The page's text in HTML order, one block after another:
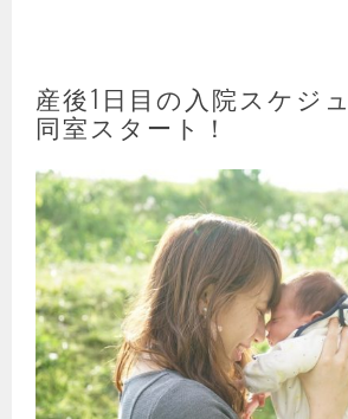
産後1日目の入院スケジ
同室スタート！